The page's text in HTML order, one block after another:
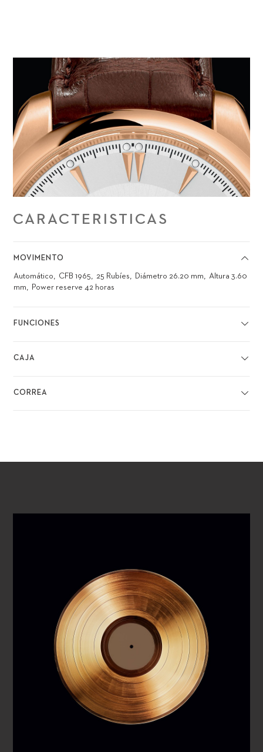
CARACTERISTICAS
MOVIMENTO
Automático CFB 1965 25 Rubíes Diámetro 26.20 mm
Altura 3.60
mm
Power reserve 42 horas
FUNCIONES
CAJA
CORREA